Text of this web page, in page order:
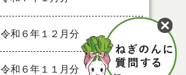
令和６年１２月分
令和６年１１月分